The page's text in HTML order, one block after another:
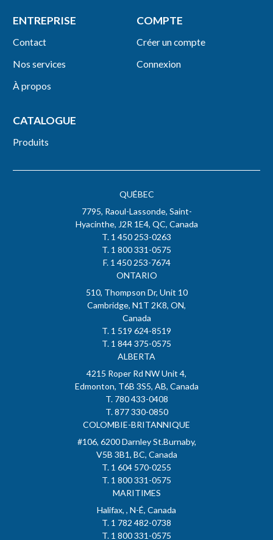
QUÉBEC
7795, Raoul-Lassonde, Saint-
Hyacinthe, J2R 1E4, QC, Canada
T. 1 450 253-0263
T. 1 800 331-0575
F. 1 450 253-7674
ONTARIO
510, Thompson Dr, Unit 10
Cambridge, N1T 2K8, ON,
Canada
T. 1 519 624-8519
T. 1 844 375-0575
ALBERTA
4215 Roper Rd NW Unit 4,
Edmonton, T6B 3S5, AB, Canada
T. 780 433-0408
T. 877 330-0850
COLOMBIE-BRITANNIQUE
#106, 6200 Darnley St.Burnaby,
V5B 3B1, BC, Canada
T. 1 604 570-0255
T. 1 800 331-0575
MARITIMES
Halifax, , N-É, Canada
T. 1 782 482-0738
T. 1 800 331-0575
ENTREPRISE
Contact
Nos services
À propos
COMPTE
Créer un compte
Connexion
CATALOGUE
Produits